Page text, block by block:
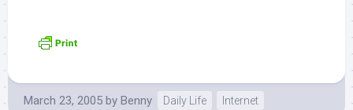
March 23, 2005 by Benny Daily Life Internet